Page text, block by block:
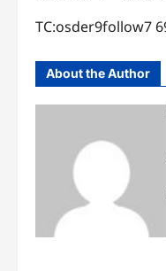
TC:osder9follow7
About the Author